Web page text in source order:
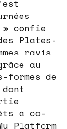
» confie
Plates-
ravis
au
de
à co-
Platform